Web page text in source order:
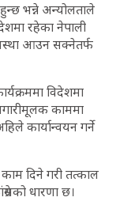
भन्ने अन्योलताले
रहेका नेपाली
आउन सक्नेतर्फ
विदेशमा
काममा
कार्यान्वयन गर्ने
दिने गरी तत्काल
धारणा छ।